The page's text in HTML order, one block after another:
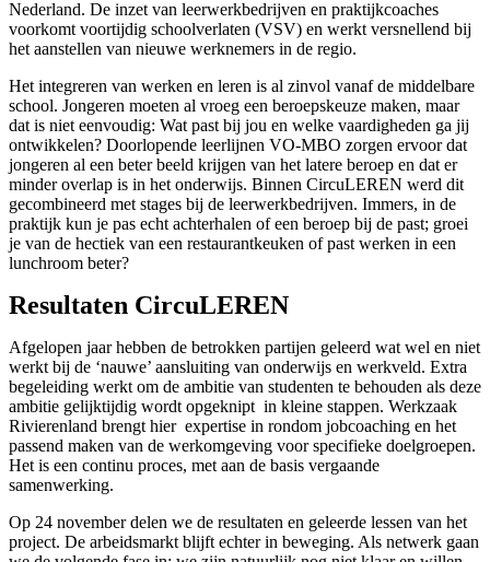
Nederland. De inzet van leerwerkbedrijven en praktijkcoaches
voorkomt voortijdig schoolverlaten (VSV) en werkt versnellend bij
het aanstellen van nieuwe werknemers in de regio.
Het integreren van werken en leren is al zinvol vanaf de middelbare
school. Jongeren moeten al vroeg een beroepskeuze maken, maar
dat is niet eenvoudig: Wat past bij jou en welke vaardigheden ga jij
ontwikkelen? Doorlopende leerlijnen VO-MBO zorgen ervoor dat
jongeren al een beter beeld krijgen van het latere beroep en dat er
minder overlap is in het onderwijs. Binnen CircuLEREN werd dit
gecombineerd met stages bij de leerwerkbedrijven. Immers, in de
praktijk kun je pas echt achterhalen of een beroep bij de past; groei
je van de hectiek van een restaurantkeuken of past werken in een
lunchroom beter?
Resultaten CircuLEREN
Afgelopen jaar hebben de betrokken partijen geleerd wat wel en niet
werkt bij de ‘nauwe’ aansluiting van onderwijs en werkveld. Extra
begeleiding werkt om de ambitie van studenten te behouden als deze
ambitie gelijktijdig wordt opgeknipt in kleine stappen. Werkzaak
Rivierenland brengt hier expertise in rondom jobcoaching en het
passend maken van de werkomgeving voor specifieke doelgroepen.
Het is een continu proces, met aan de basis vergaande
samenwerking.
Op 24 november delen we de resultaten en geleerde lessen van het
project. De arbeidsmarkt blijft echter in beweging. Als netwerk gaan